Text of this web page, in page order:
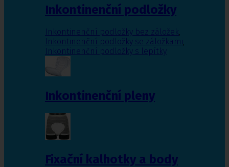
Inkontinenční podložky
Inkontinenční podložky bez záložek,
Inkontinenční podložky se záložkami,
Inkontinenční podložky s lepítky
Inkontinenční pleny
Fixační kalhotky a body